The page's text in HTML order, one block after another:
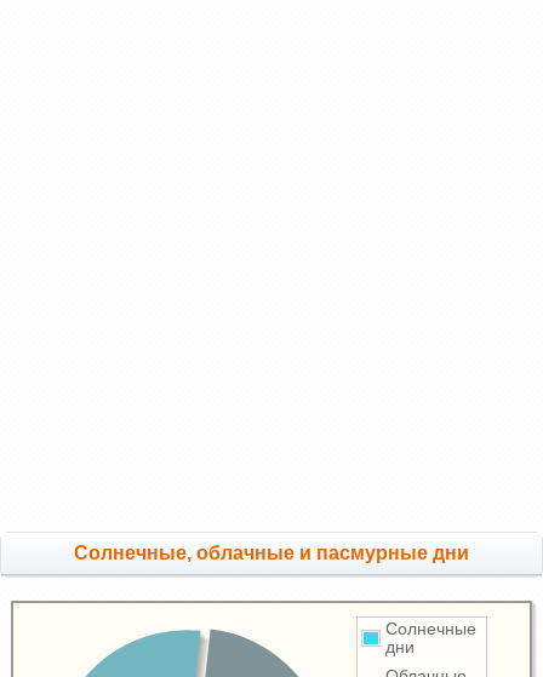
Cолнечные, облачные и пасмурные дни
Солнечные
дни